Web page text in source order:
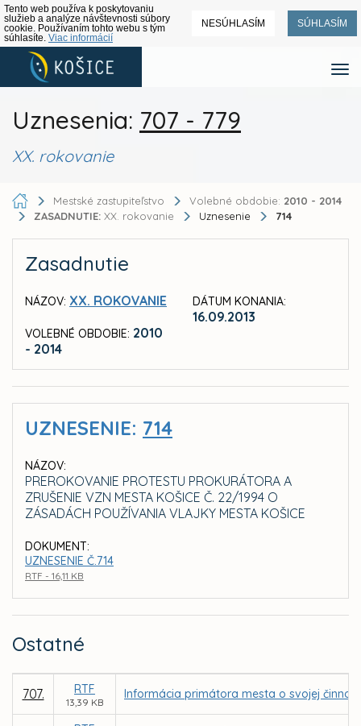
Tento web používa k poskytovaniu
služieb a analýze návštevnosti súbory
cookie. Používaním tohto webu s tým
súhlasíte. Viac informácií
NESÚHLASÍM SÚHLASÍM
Uznesenia: 707 - 779
XX. rokovanie
Mestské zastupiteľstvo Volebné obdobie: 2010 - 2014
ZASADNUTIE: XX. rokovanie Uznesenie 714
Zasadnutie
NÁZOV: XX. ROKOVANIE
VOLEBNÉ OBDOBIE: 2010
- 2014
DÁTUM KONANIA:
16.09.2013
UZNESENIE: 714
NÁZOV:
PREROKOVANIE PROTESTU PROKURÁTORA A
ZRUŠENIE VZN MESTA KOŠICE Č. 22/1994 O
ZÁSADÁCH POUŽÍVANIA VLAJKY MESTA KOŠICE
DOKUMENT:
UZNESENIE Č.714
RTF - 16,11 KB
Ostatné
707. RTF
13,39 KB
Informácia primátora mesta o svojej